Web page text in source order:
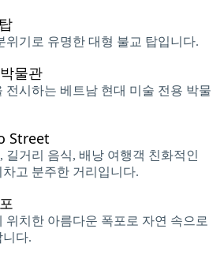
위기로 유명한 대형 불교 탑입니다.
물관
전시하는 베트남 현대 미술 전용 박물
Street
길거리 음식, 배낭 여행객 친화적인
고 분주한 거리입니다.
위치한 아름다운 폭포로 자연 속으로
다.